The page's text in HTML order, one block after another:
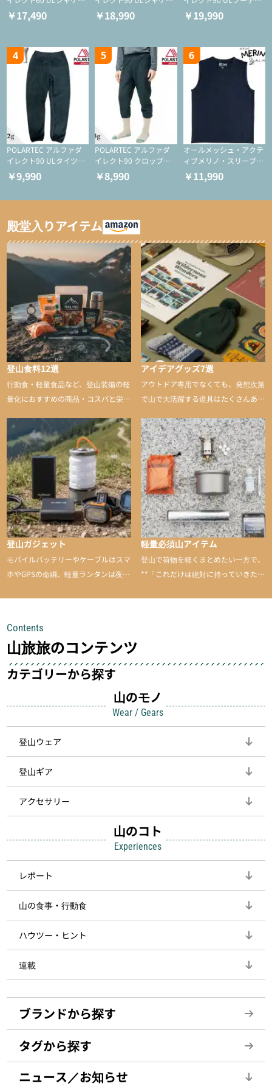
ト（登山/ミドルレイヤ
ー/化繊ジャケット）
￥17,490
ト（アクティブインサレ
ーション/ミドルレイヤ
￥18,990
（アクティブインサレー
ション/ミドルレイヤー/
￥19,990
4
POLARTEC アルファダ
イレクト90 ULタイツ
（アクティブインサレー
ション/テント泊用パジ
￥9,990
5
POLARTEC アルファダ
イレクト90 クロップド
ULタイツ（アクティブ
インサレーション/テン
￥8,990
6
オールメッシュ・アクテ
ィブメリノ・スリーブレ
ス
￥11,990
殿堂入りアイテム
登山食料12選
行動食・軽量食品など、登山装備の軽
量化におすすめの商品・コスパと栄養
アイデアグッズ7選
アウトドア専用でなくても、発想次第
で山で大活躍する道具はたくさんあり
山に持ち込むと快適性や安心感をグッ
と引き上げてくれる――そんな意外性
のあるアイテムを紹介
登山ガジェット
モバイルバッテリーやケーブルはスマ
ホやGPSの命綱、軽量ランタンは夜間
して安全にしてくれます
軽量必須山アイテム
登山で荷物を軽くまとめたい一方で、
**「これだけは絶対に持っていきた
Contents
山旅旅のコンテンツ
カテゴリーから探す
山のモノ
Wear / Gears
登山ウェア
登山ギア
アクセサリー
山のコト
Experiences
レポート
山の食事・行動食
ハウツー・ヒント
連載
ブランドから探す
タグから探す
ニュース／お知らせ